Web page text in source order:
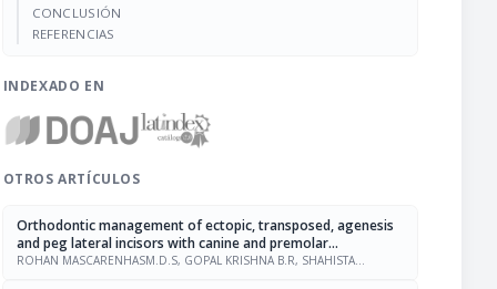
CONCLUSIÓN
REFERENCIAS
INDEXADO EN
OTROS ARTÍCULOS
Orthodontic management of ectopic, transposed, agenesis
and peg lateral incisors with canine and premolar
substitution
ROHAN MASCARENHASM.D.S, GOPAL KRISHNA B.R, SHAHISTA